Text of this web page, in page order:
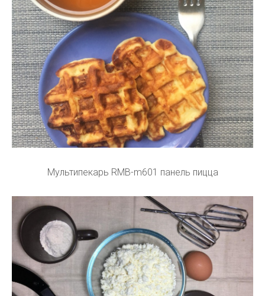
Мультипекарь RMB-m601 панель пицца